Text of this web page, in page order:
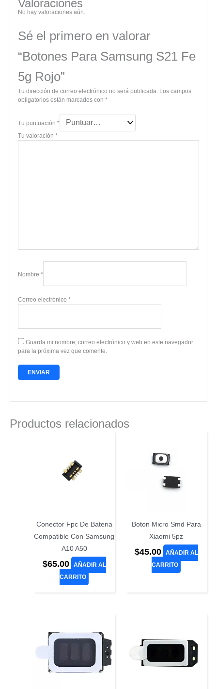
Valoraciones
No hay valoraciones aún.
Sé el primero en valorar
“Botones Para Samsung S21 Fe
5g Rojo”
Tu dirección de correo electrónico no será publicada. Los campos
obligatorios están marcados con *
Tu puntuación *
Tu valoración *
Nombre *
Correo electrónico *
Guarda mi nombre, correo electrónico y web en este navegador
para la próxima vez que comente.
Productos relacionados
Conector Fpc De Bateria
Compatible Con Samsung
A10 A50
$65.00
AÑADIR AL
CARRITO
Boton Micro Smd Para
Xiaomi 5pz
$45.00
AÑADIR AL
CARRITO